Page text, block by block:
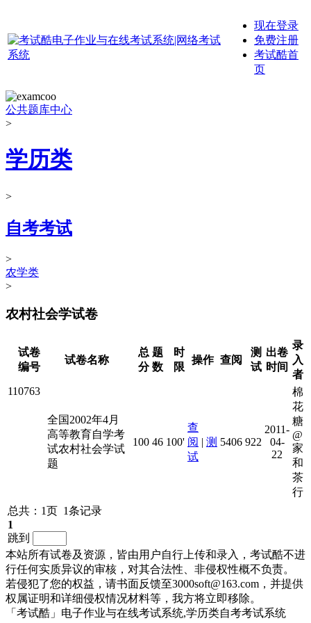
现在登录
免费注册
考试酷首
页
公共题库中心
>
学历类
>
自考考试
>
农学类
>
农村社会学试卷
试卷
编号
试卷名称
总
分
题
数
时
限
操作 查阅
测
试
出卷
时间
录
入
者
110763
全国2002年4月
高等教育自学考
试农村社会学试
题
100 46 100'
查
阅 | 测
试
5406 922
2011-
04-
22
棉
花
糖
@
家
和
茶
行
总共：1页 1条记录
1
跳到
本站所有试卷及资源，皆由用户自行上传和录入，考试酷不进
行任何实质异议的审核，对其合法性、非侵权性概不负责。
若侵犯了您的权益，请书面反馈至3000soft@163.com，并提供
权属证明和详细侵权情况材料等，我方将立即移除。
「考试酷」电子作业与在线考试系统,学历类自考考试系统